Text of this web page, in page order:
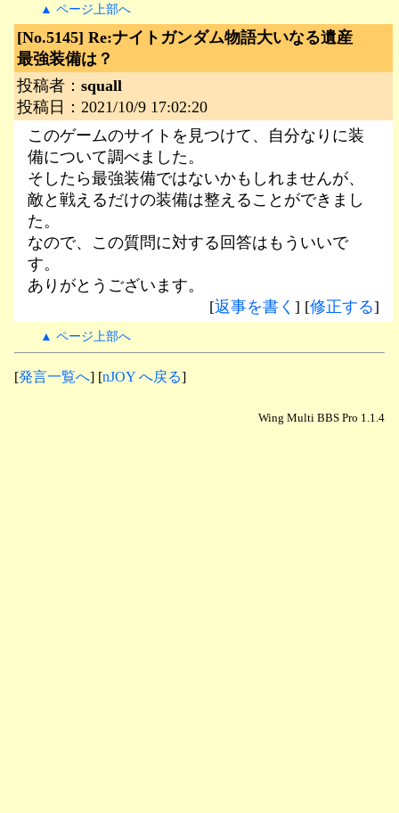
▲ ページ上部へ
[No.5145] Re:ナイトガンダム物語大いなる遺産
最強装備は？
投稿者： squall
投稿日：2021/10/9 17:02:20
このゲームのサイトを見つけて、自分なりに装
備について調べました。
そしたら最強装備ではないかもしれませんが、
敵と戦えるだけの装備は整えることができまし
た。
なので、この質問に対する回答はもういいで
す。
ありがとうございます。
[返事を書く] [修正する]
▲ ページ上部へ
[発言一覧へ] [nJOY へ戻る]
Wing Multi BBS Pro 1.1.4